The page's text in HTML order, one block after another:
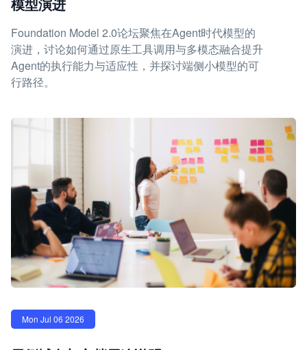
模型演进
Foundation Model 2.0论坛聚焦在Agent时代模型的
演进，讨论如何通过原生工具调用与多模态融合提升
Agent的执行能力与适应性，并探讨端侧小模型的可
行路径。
Mon Jul 06 2026